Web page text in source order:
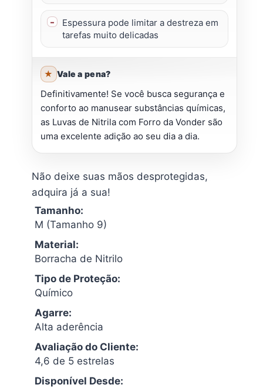
Espessura pode limitar a destreza em
tarefas muito delicadas
Vale a pena?
Definitivamente! Se você busca segurança e
conforto ao manusear substâncias químicas,
as Luvas de Nitrila com Forro da Vonder são
uma excelente adição ao seu dia a dia.
Não deixe suas mãos desprotegidas,
adquira já a sua!
Tamanho:
M (Tamanho 9)
Material:
Borracha de Nitrilo
Tipo de Proteção:
Químico
Agarre:
Alta aderência
Avaliação do Cliente:
4,6 de 5 estrelas
Disponível Desde: